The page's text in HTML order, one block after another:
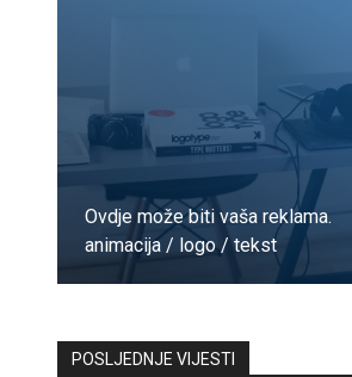
Ovdje može biti vaša reklama.
animacija / logo / tekst
POSLJEDNJE VIJESTI